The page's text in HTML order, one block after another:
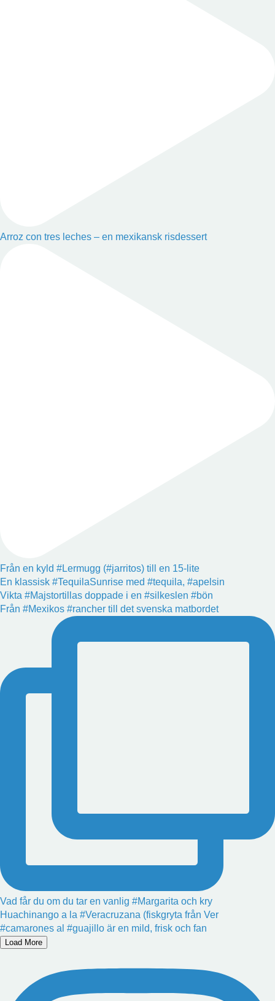
Arroz con tres leches – en mexikansk risdessert
Från en kyld #Lermugg (#jarritos) till en 15-lite
En klassisk #TequilaSunrise med #tequila, #apelsin
Vikta #Majstortillas doppade i en #silkeslen #bön
Från #Mexikos #rancher till det svenska matbordet
Vad får du om du tar en vanlig #Margarita och kry
Huachinango a la #Veracruzana (fiskgryta från Ver
#camarones al #guajillo är en mild, frisk och fan
Load More